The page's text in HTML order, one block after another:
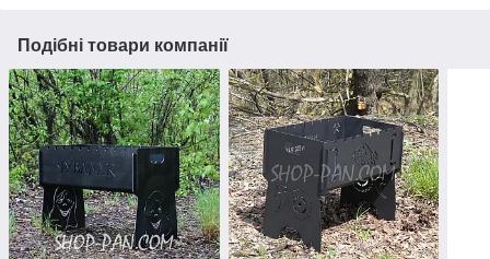
Подібні товари компанії